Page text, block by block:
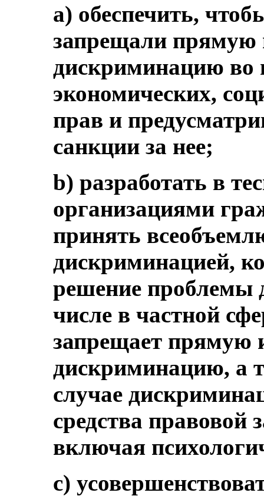
a) обеспечить,
запрещали прямую
дискриминацию во
экономических,
прав и
санкции за нее;
b) разработать в
организациями
принять
дискриминацией,
решение проблемы
числе в частной
запрещает прямую
дискриминацию, а
случае
средства правовой
включая
c)